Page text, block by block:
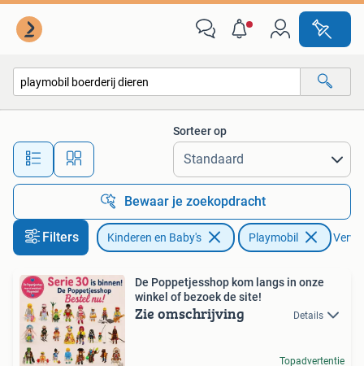
Alle afstanden…
Sorteer op
Bewaar je zoekopdracht
Filters Kinderen en Baby's Playmobil
De Poppetjesshop kom langs in onze
winkel of bezoek de site!
Zie omschrijving Details
Topadvertentie